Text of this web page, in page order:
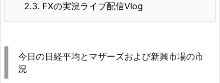
2.3. FXの実況ライブ配信Vlog
今日の日経平均とマザーズおよび新興市場の市
況